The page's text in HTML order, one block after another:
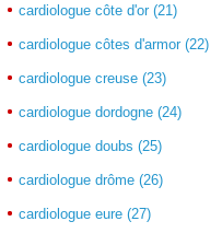
cardiologue côte d'or (21)
cardiologue côtes d'armor (22)
cardiologue creuse (23)
cardiologue dordogne (24)
cardiologue doubs (25)
cardiologue drôme (26)
cardiologue eure (27)